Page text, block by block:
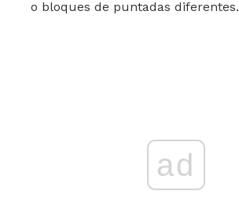
o bloques de puntadas diferentes.
ad